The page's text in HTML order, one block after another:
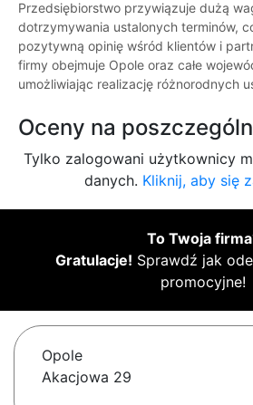
Przedsiębiorstwo przywiązuje dużą
dotrzymywania ustalonych terminów,
pozytywną opinię wśród klientów i
firmy obejmuje Opole oraz całe
umożliwiając realizację różnorodnych
Oceny na
Tylko zalogowani użytkownicy
danych. Kliknij, aby się
To Twoja firma
Gratulacje! Sprawdź jak
promocyjne!
Opole
Akacjowa 29